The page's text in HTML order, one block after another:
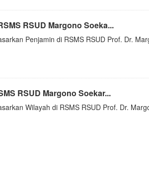
RSUD Margono Soeka...
Penjamin di RSMS RSUD Prof. Dr.
RSUD Margono Soekar...
Wilayah di RSMS RSUD Prof. Dr.